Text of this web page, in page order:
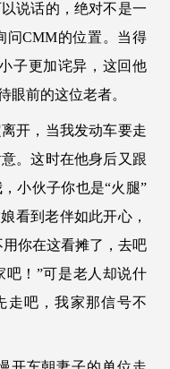
说话的，绝对不是一
问CMM的位置。当得
子更加诧异，这回他
眼前的这位老者。
开，当我发动车要走
。这时在他身后又跟
小伙子你也是“火腿”
看到老伴如此开心，
你在这看摊了，去吧
吧！”可是老人却说什
走吧，我家那信号不